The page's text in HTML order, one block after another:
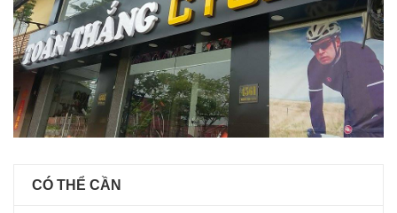
CÓ THỂ CẦN